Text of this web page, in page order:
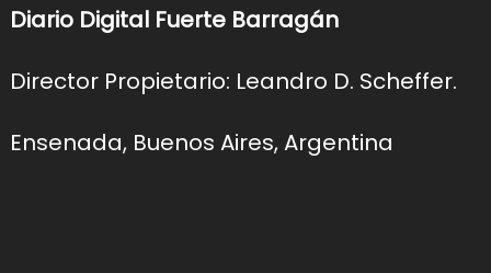
Diario Digital Fuerte Barragán
Director Propietario: Leandro D. Scheffer.
Ensenada, Buenos Aires, Argentina